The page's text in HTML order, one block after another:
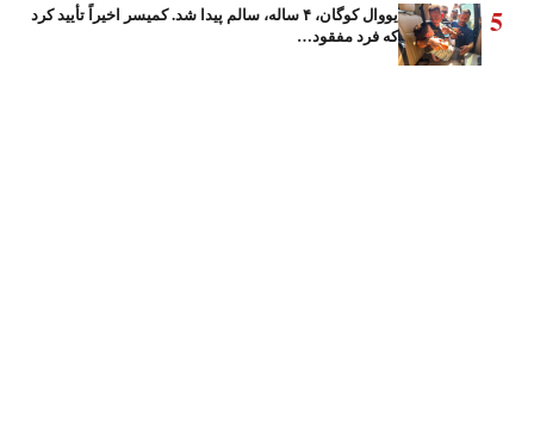
5
یووال کوگان، ۴ ساله، سالم پیدا شد. کمیسر اخیراً تأیید کرد
که فرد مفقود…